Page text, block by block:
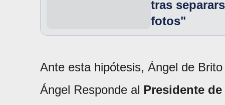
tras
fotos"
Ante esta hipótesis, Ángel de
Ángel Responde al Presidente